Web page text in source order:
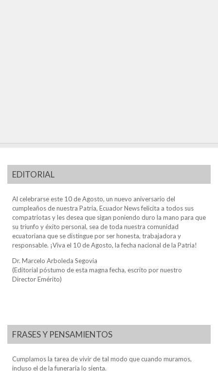
EDITORIAL
Al celebrarse este 10 de Agosto, un nuevo aniversario del
cumpleaños de nuestra Patria, Ecuador News felicita a todos sus
compatriotas y les desea que sigan poniendo duro la mano para que
su triunfo y éxito personal, sea de toda nuestra comunidad
ecuatoriana que se distingue por ser honesta, trabajadora y
responsable. ¡Viva el 10 de Agosto, la fecha nacional de la Patria!
Dr. Marcelo Arboleda Segovia
(Editorial póstumo de esta magna fecha, escrito por nuestro
Director Emérito)
FRASES Y PENSAMIENTOS
Cumplamos la tarea de vivir de tal modo que cuando muramos,
incluso el de la funeraria lo sienta.